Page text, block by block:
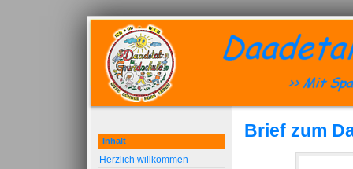
Brief zum
Inhalt
Herzlich willkommen